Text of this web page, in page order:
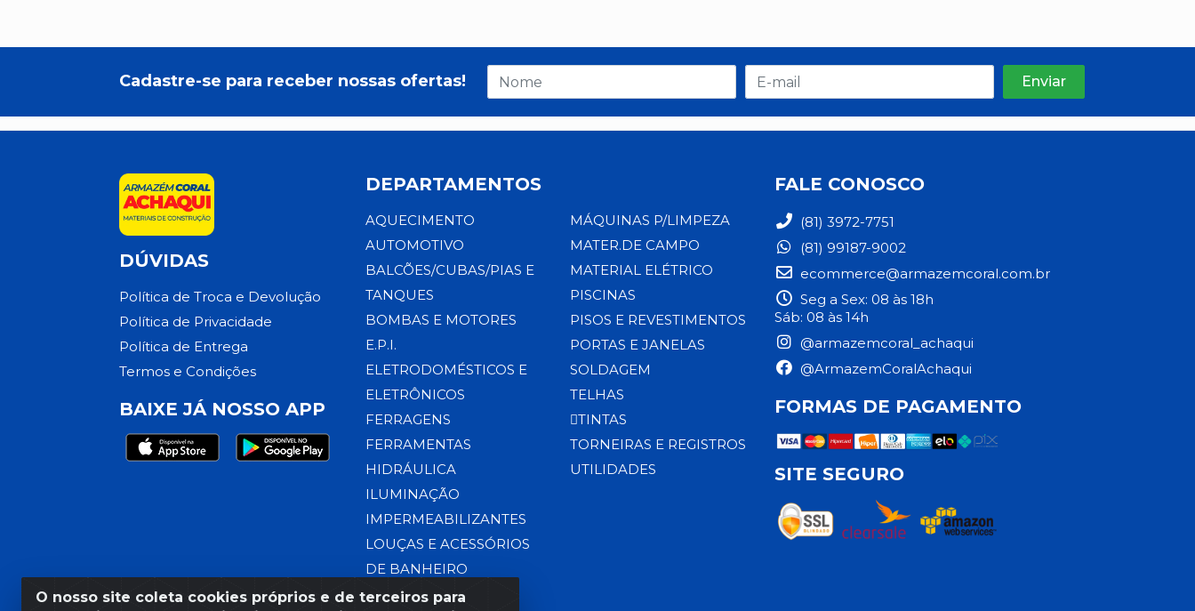
O nosso site coleta cookies próprios e de terceiros para
Cadastre-se para receber nossas ofertas!
DÚVIDAS
Política de Troca e Devolução
Política de Privacidade
Política de Entrega
Termos e Condições
BAIXE JÁ NOSSO APP
DEPARTAMENTOS
AQUECIMENTO
AUTOMOTIVO
BALCÕES/CUBAS/PIAS E
TANQUES
BOMBAS E MOTORES
E.P.I.
ELETRODOMÉSTICOS E
ELETRÔNICOS
FERRAGENS
FERRAMENTAS
HIDRÁULICA
ILUMINAÇÃO
IMPERMEABILIZANTES
LOUÇAS E ACESSÓRIOS
DE BANHEIRO
MÁQUINAS P/LIMPEZA
MATER.DE CAMPO
MATERIAL ELÉTRICO
PISCINAS
PISOS E REVESTIMENTOS
PORTAS E JANELAS
SOLDAGEM
TELHAS
TINTAS
TORNEIRAS E REGISTROS
UTILIDADES
FALE CONOSCO
(81) 3972-7751
(81) 99187-9002
ecommerce@armazemcoral.com.br
Seg a Sex: 08 às 18h
Sáb: 08 às 14h
@armazemcoral_achaqui
@ArmazemCoralAchaqui
FORMAS DE PAGAMENTO
SITE SEGURO